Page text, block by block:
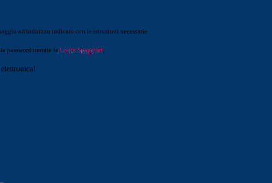
all'indirizzo indicato con le istruzioni necessarie.
password tramite la Login Spaggiari